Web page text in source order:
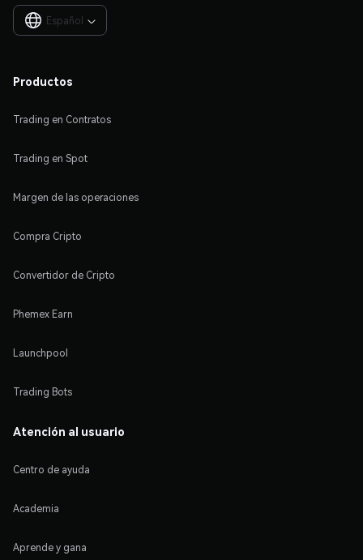
Español 
Productos
Trading en Contratos
Trading en Spot
Margen de las operaciones
Compra Cripto
Convertidor de Cripto
Phemex Earn
Launchpool
Trading Bots
Atención al usuario
Centro de ayuda
Academia
Aprende y gana